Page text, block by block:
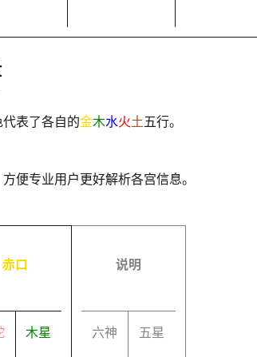
表了各自的金木水火土五行。
便专业用户更好解析各宫信息。
赤口
木星
说明
六神 五星